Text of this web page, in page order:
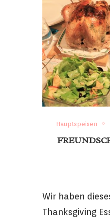
Hauptspeisen
Wir haben
Thanksgiving